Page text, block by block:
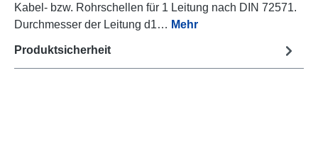
Kabel- bzw. Rohrschellen für 1 Leitung nach DIN 72571.
Durchmesser der Leitung d1… Mehr
Produktsicherheit